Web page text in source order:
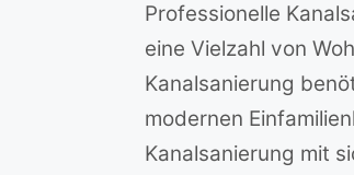
Professionelle
eine Vielzahl von
Kanalsanierung
modernen
Kanalsanierung mit